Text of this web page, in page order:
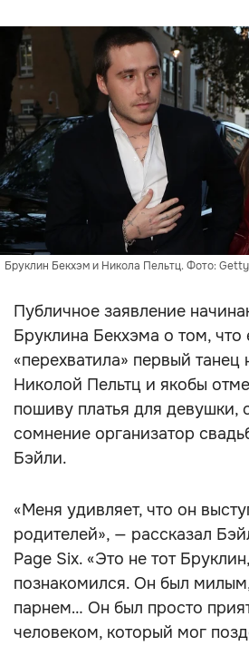
Бруклин Бекхэм и Никола Пельтц. Фото:
Публичное заявление
Бруклина Бекхэма о том, что
«перехватила» первый танец
Николой Пельтц и якобы
пошиву платья для девушки,
сомнение организатор
Бэйли.
«Меня удивляет, что он
родителей», — рассказал
Page Six. «Это не тот
познакомился. Он был
парнем… Он был просто
человеком, который мог